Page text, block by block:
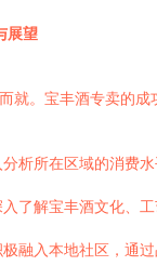
展望
就。宝丰酒专卖的
分析所在区域的消费
入了解宝丰酒文化、
极融入本地社区，通